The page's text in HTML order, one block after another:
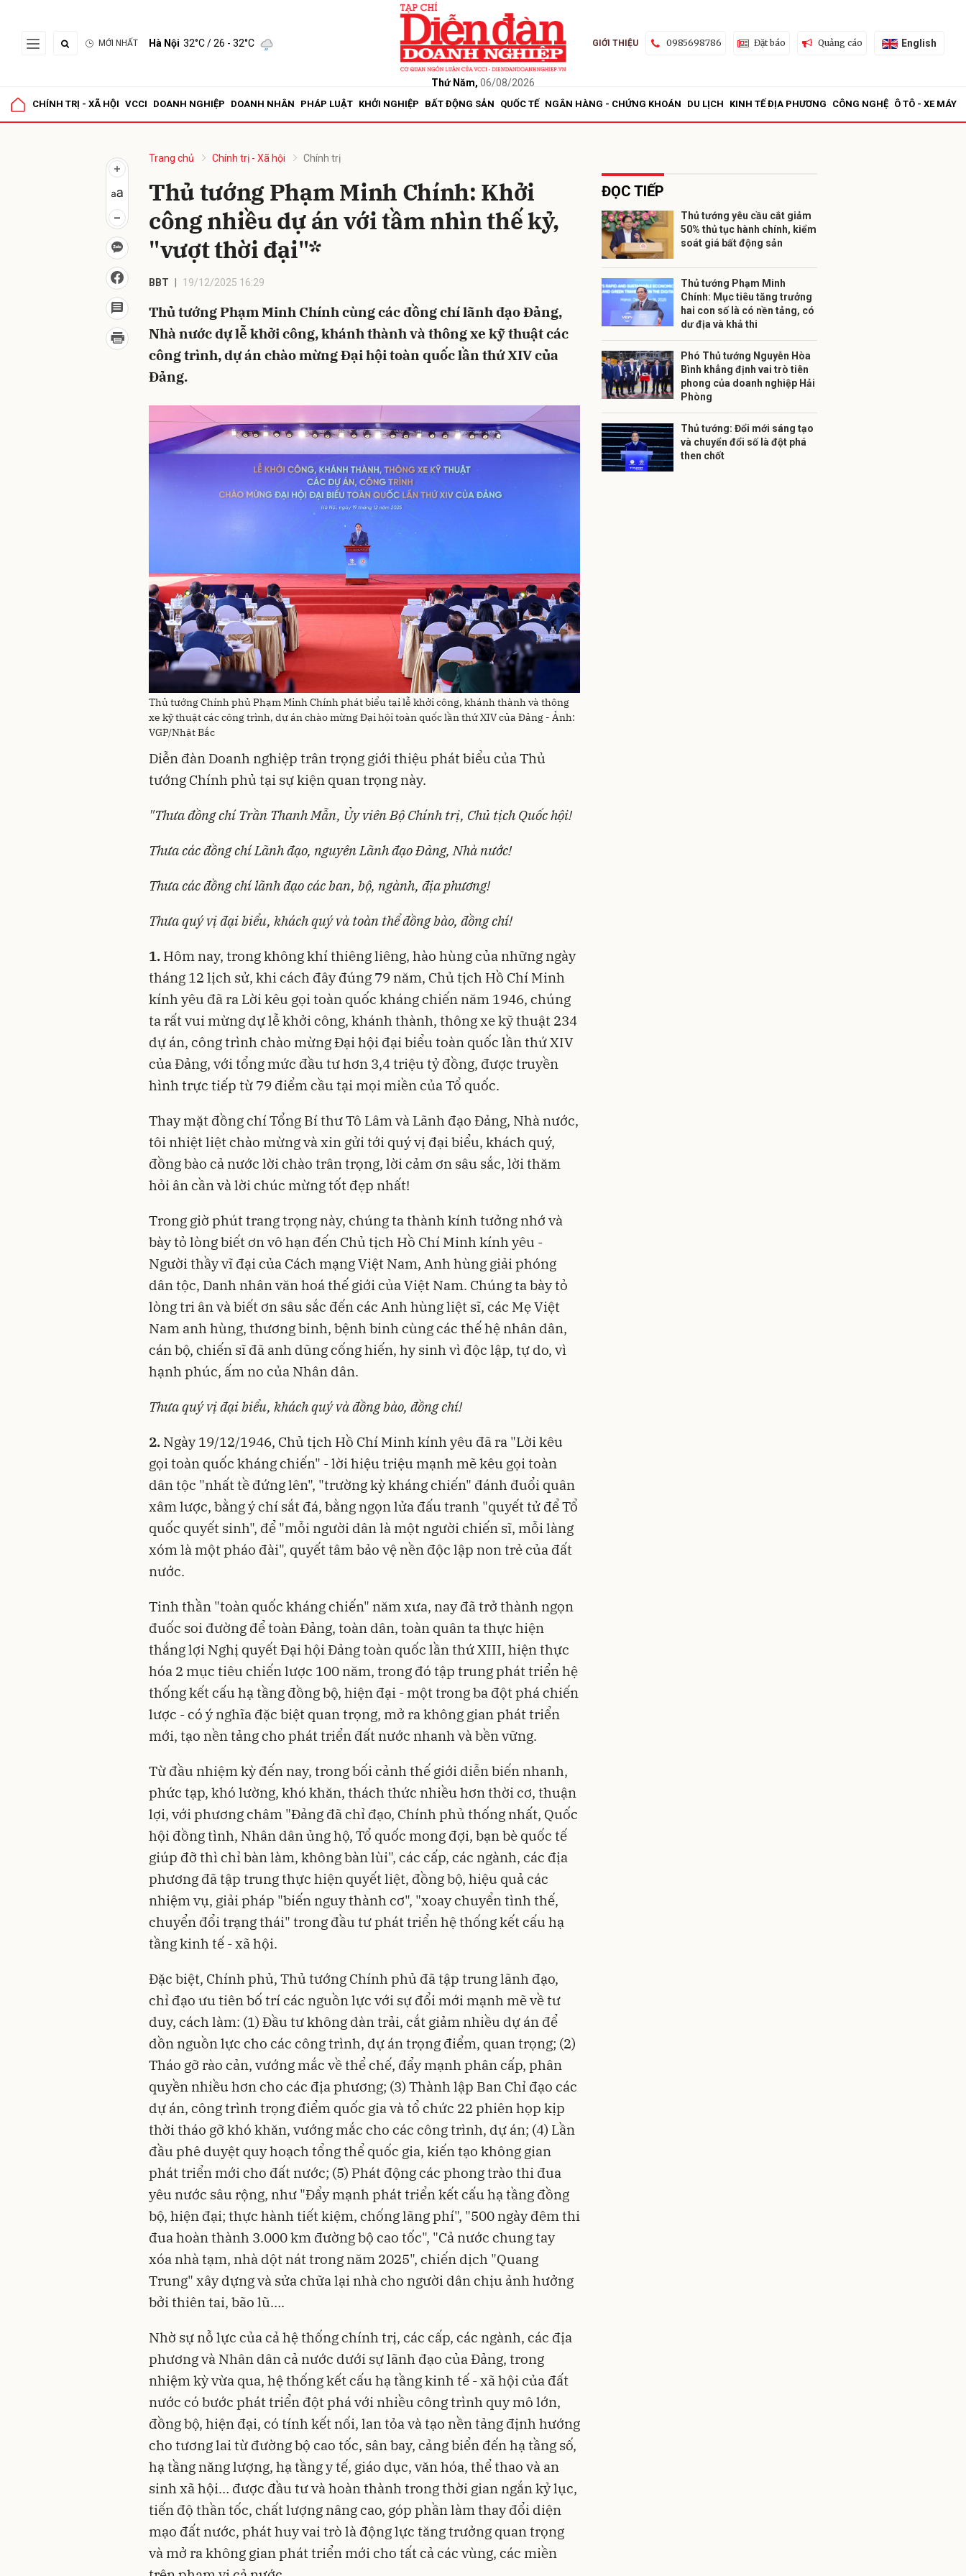
MỚI NHẤT Hà Nội 32°C/ 26 - 32°C
Thứ Năm, 06/08/2026
GIỚI THIỆU 0985698786 Đặt báo Quảng cáo English
CHÍNH TRỊ - XÃ HỘI VCCI DOANH NGHIỆP DOANH NHÂN PHÁP LUẬT KHỞI NGHIỆP BẤT ĐỘNG SẢN QUỐC TẾ NGÂN HÀNG - CHỨNG KHOÁN DU LỊCH KINH TẾ ĐỊA PHƯƠNG CÔNG NGHỆ Ô TÔ - XE MÁY
Trang chủ Chính trị - Xã hội Chính trị
Thủ tướng Phạm Minh Chính: Khởi
công nhiều dự án với tầm nhìn thế kỷ,
"vượt thời đại"*
BBT 19/12/2025 16:29
Thủ tướng Phạm Minh Chính cùng các đồng chí lãnh đạo Đảng,
Nhà nước dự lễ khởi công, khánh thành và thông xe kỹ thuật các
công trình, dự án chào mừng Đại hội toàn quốc lần thứ XIV của
Đảng.
Thủ tướng Chính phủ Phạm Minh Chính phát biểu tại lễ khởi công, khánh thành và thông
xe kỹ thuật các công trình, dự án chào mừng Đại hội toàn quốc lần thứ XIV của Đảng - Ảnh:
VGP/Nhật Bắc
Diễn đàn Doanh nghiệp trân trọng giới thiệu phát biểu của Thủ
tướng Chính phủ tại sự kiện quan trọng này.
"Thưa đồng chí Trần Thanh Mẫn, Ủy viên Bộ Chính trị, Chủ tịch Quốc hội!
Thưa các đồng chí Lãnh đạo, nguyên Lãnh đạo Đảng, Nhà nước!
Thưa các đồng chí lãnh đạo các ban, bộ, ngành, địa phương!
Thưa quý vị đại biểu, khách quý và toàn thể đồng bào, đồng chí!
1. Hôm nay, trong không khí thiêng liêng, hào hùng của những ngày
tháng 12 lịch sử, khi cách đây đúng 79 năm, Chủ tịch Hồ Chí Minh
kính yêu đã ra Lời kêu gọi toàn quốc kháng chiến năm 1946, chúng
ta rất vui mừng dự lễ khởi công, khánh thành, thông xe kỹ thuật 234
dự án, công trình chào mừng Đại hội đại biểu toàn quốc lần thứ XIV
của Đảng, với tổng mức đầu tư hơn 3,4 triệu tỷ đồng, được truyền
hình trực tiếp từ 79 điểm cầu tại mọi miền của Tổ quốc.
Thay mặt đồng chí Tổng Bí thư Tô Lâm và Lãnh đạo Đảng, Nhà nước,
tôi nhiệt liệt chào mừng và xin gửi tới quý vị đại biểu, khách quý,
đồng bào cả nước lời chào trân trọng, lời cảm ơn sâu sắc, lời thăm
hỏi ân cần và lời chúc mừng tốt đẹp nhất!
Trong giờ phút trang trọng này, chúng ta thành kính tưởng nhớ và
bày tỏ lòng biết ơn vô hạn đến Chủ tịch Hồ Chí Minh kính yêu -
Người thầy vĩ đại của Cách mạng Việt Nam, Anh hùng giải phóng
dân tộc, Danh nhân văn hoá thế giới của Việt Nam. Chúng ta bày tỏ
lòng tri ân và biết ơn sâu sắc đến các Anh hùng liệt sĩ, các Mẹ Việt
Nam anh hùng, thương binh, bệnh binh cùng các thế hệ nhân dân,
cán bộ, chiến sĩ đã anh dũng cống hiến, hy sinh vì độc lập, tự do, vì
hạnh phúc, ấm no của Nhân dân.
Thưa quý vị đại biểu, khách quý và đồng bào, đồng chí!
2. Ngày 19/12/1946, Chủ tịch Hồ Chí Minh kính yêu đã ra "Lời kêu
gọi toàn quốc kháng chiến" - lời hiệu triệu mạnh mẽ kêu gọi toàn
dân tộc "nhất tề đứng lên", "trường kỳ kháng chiến" đánh đuổi quân
xâm lược, bằng ý chí sắt đá, bằng ngọn lửa đấu tranh "quyết tử để Tổ
quốc quyết sinh", để "mỗi người dân là một người chiến sĩ, mỗi làng
xóm là một pháo đài", quyết tâm bảo vệ nền độc lập non trẻ của đất
nước.
Tinh thần "toàn quốc kháng chiến" năm xưa, nay đã trở thành ngọn
đuốc soi đường để toàn Đảng, toàn dân, toàn quân ta thực hiện
thắng lợi Nghị quyết Đại hội Đảng toàn quốc lần thứ XIII, hiện thực
hóa 2 mục tiêu chiến lược 100 năm, trong đó tập trung phát triển hệ
thống kết cấu hạ tầng đồng bộ, hiện đại - một trong ba đột phá chiến
lược - có ý nghĩa đặc biệt quan trọng, mở ra không gian phát triển
mới, tạo nền tảng cho phát triển đất nước nhanh và bền vững.
Từ đầu nhiệm kỳ đến nay, trong bối cảnh thế giới diễn biến nhanh,
phức tạp, khó lường, khó khăn, thách thức nhiều hơn thời cơ, thuận
lợi, với phương châm "Đảng đã chỉ đạo, Chính phủ thống nhất, Quốc
hội đồng tình, Nhân dân ủng hộ, Tổ quốc mong đợi, bạn bè quốc tế
giúp đỡ thì chỉ bàn làm, không bàn lùi", các cấp, các ngành, các địa
phương đã tập trung thực hiện quyết liệt, đồng bộ, hiệu quả các
nhiệm vụ, giải pháp "biến nguy thành cơ", "xoay chuyển tình thế,
chuyển đổi trạng thái" trong đầu tư phát triển hệ thống kết cấu hạ
tầng kinh tế - xã hội.
Đặc biệt, Chính phủ, Thủ tướng Chính phủ đã tập trung lãnh đạo,
chỉ đạo ưu tiên bố trí các nguồn lực với sự đổi mới mạnh mẽ về tư
duy, cách làm: (1) Đầu tư không dàn trải, cắt giảm nhiều dự án để
dồn nguồn lực cho các công trình, dự án trọng điểm, quan trọng; (2)
Tháo gỡ rào cản, vướng mắc về thể chế, đẩy mạnh phân cấp, phân
quyền nhiều hơn cho các địa phương; (3) Thành lập Ban Chỉ đạo các
dự án, công trình trọng điểm quốc gia và tổ chức 22 phiên họp kịp
thời tháo gỡ khó khăn, vướng mắc cho các công trình, dự án; (4) Lần
đầu phê duyệt quy hoạch tổng thể quốc gia, kiến tạo không gian
phát triển mới cho đất nước; (5) Phát động các phong trào thi đua
yêu nước sâu rộng, như "Đẩy mạnh phát triển kết cấu hạ tầng đồng
bộ, hiện đại; thực hành tiết kiệm, chống lãng phí", "500 ngày đêm thi
đua hoàn thành 3.000 km đường bộ cao tốc", "Cả nước chung tay
xóa nhà tạm, nhà dột nát trong năm 2025", chiến dịch "Quang
Trung" xây dựng và sửa chữa lại nhà cho người dân chịu ảnh hưởng
bởi thiên tai, bão lũ….
Nhờ sự nỗ lực của cả hệ thống chính trị, các cấp, các ngành, các địa
phương và Nhân dân cả nước dưới sự lãnh đạo của Đảng, trong
nhiệm kỳ vừa qua, hệ thống kết cấu hạ tầng kinh tế - xã hội của đất
nước có bước phát triển đột phá với nhiều công trình quy mô lớn,
đồng bộ, hiện đại, có tính kết nối, lan tỏa và tạo nền tảng định hướng
cho tương lai từ đường bộ cao tốc, sân bay, cảng biển đến hạ tầng số,
hạ tầng năng lượng, hạ tầng y tế, giáo dục, văn hóa, thể thao và an
sinh xã hội… được đầu tư và hoàn thành trong thời gian ngắn kỷ lục,
tiến độ thần tốc, chất lượng nâng cao, góp phần làm thay đổi diện
mạo đất nước, phát huy vai trò là động lực tăng trưởng quan trọng
và mở ra không gian phát triển mới cho tất cả các vùng, các miền
ĐỌC TIẾP
Thủ tướng yêu cầu cắt giảm
50% thủ tục hành chính, kiểm
soát giá bất động sản
Thủ tướng Phạm Minh
Chính: Mục tiêu tăng trưởng
hai con số là có nền tảng, có
dư địa và khả thi
Phó Thủ tướng Nguyễn Hòa
Bình khẳng định vai trò tiên
phong của doanh nghiệp Hải
Phòng
Thủ tướng: Đổi mới sáng tạo
và chuyển đổi số là đột phá
then chốt
Gửi